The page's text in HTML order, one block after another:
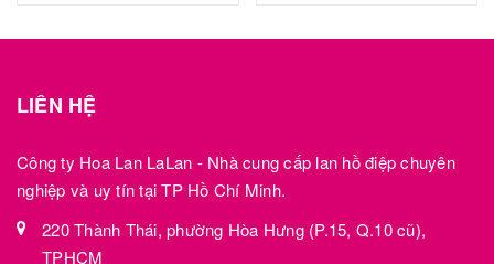
LIÊN HỆ
Công ty Hoa Lan LaLan - Nhà cung cấp lan hồ điệp chuyên
nghiệp và uy tín tại TP Hồ Chí Minh.
220 Thành Thái, phường Hòa Hưng (P.15, Q.10 cũ),
TPHCM